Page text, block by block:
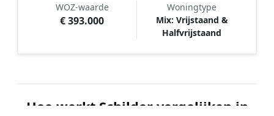
WOZ-waarde
€ 393.000
Woningtype
Mix: Vrijstaand &
Halfvrijstaand
Hoe werkt Schilder vergelijken in